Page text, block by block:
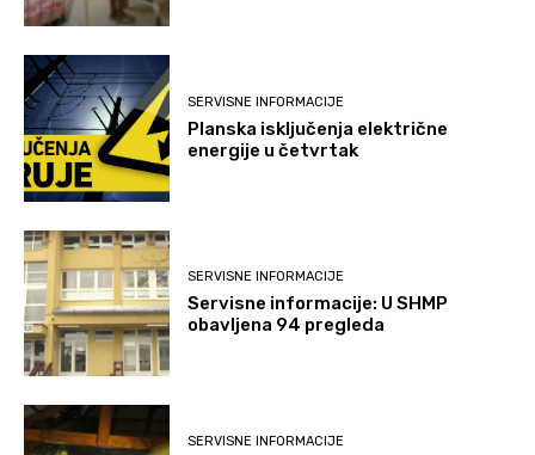
SERVISNE INFORMACIJE
Planska isključenja električne
energije u četvrtak
SERVISNE INFORMACIJE
Servisne informacije: U SHMP
obavljena 94 pregleda
SERVISNE INFORMACIJE